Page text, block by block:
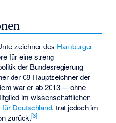
des Hamburger
für eine streng
der Bundesregierung
der 68 Hauptzeichner der
war er ab 2013 –- ohne
im wissenschaftlichen
für Deutschland, trat jedoch im
zurück.[3]